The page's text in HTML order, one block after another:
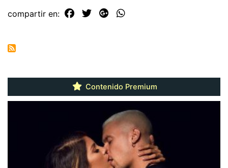
compartir en:
Contenido Premium